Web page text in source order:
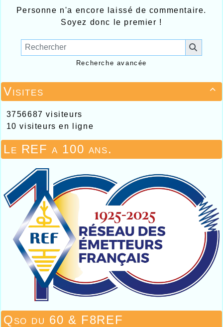

Visites
3756687 visiteurs
10 visiteurs en ligne
Le REF a 100 ans.
Qso du 60 & F8REF
Personne n'a encore laissé de commentaire.
Soyez donc le premier !
Recherche avancée